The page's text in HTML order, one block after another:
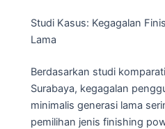
Studi Kasus: Kegagalan
Lama
Berdasarkan studi
Surabaya, kegagalan
minimalis generasi lama
pemilihan jenis finishing